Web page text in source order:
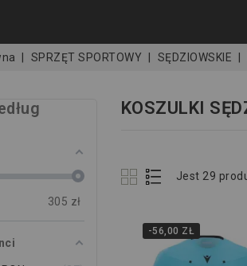
SPRZĘT SPORTOWY SĘDZIOWSKIE
305 zł
KOSZULKI
Jest 29
-56,00 ZŁ